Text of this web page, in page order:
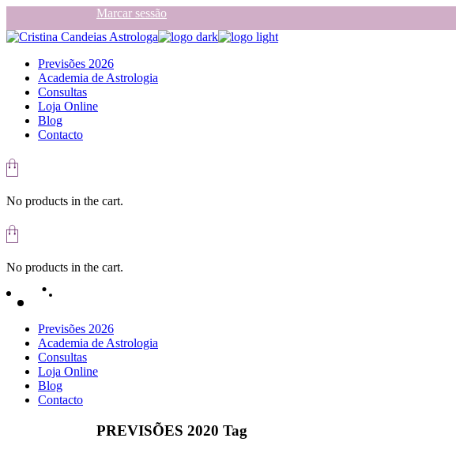
the
Marcar sessão
Previsões 2026
Academia de Astrologia
Consultas
Loja Online
Blog
Contacto
No products in the cart.
No products in the cart.
Previsões 2026
Academia de Astrologia
Consultas
Loja Online
Blog
Contacto
PREVISÕES 2020 Tag